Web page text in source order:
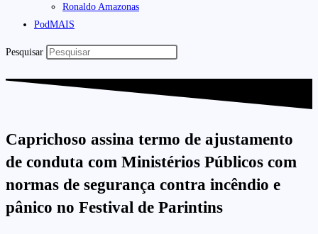
Ronaldo Amazonas
PodMAIS
Pesquisar
Caprichoso assina termo de ajustamento
de conduta com Ministérios Públicos com
normas de segurança contra incêndio e
pânico no Festival de Parintins